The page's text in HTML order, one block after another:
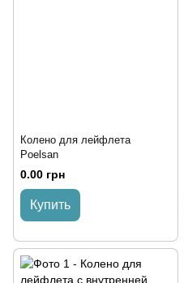
Колено для лейфлета
Poelsan
0.00 грн
Купить